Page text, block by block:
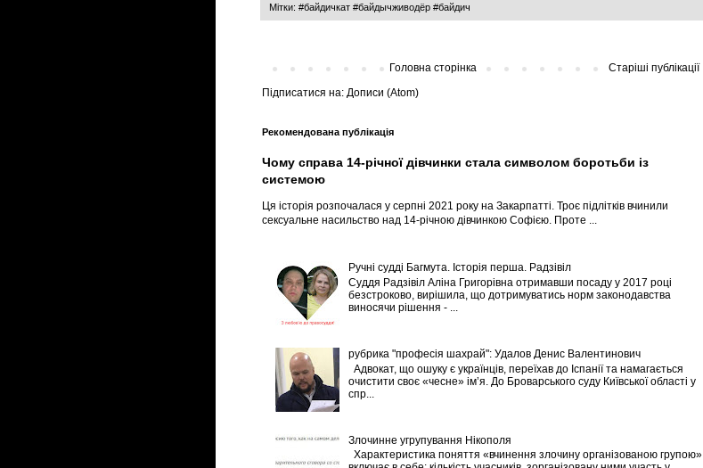
Мітки: #байдичкат #байдычживодёр #байдич
Старіші публікації
Головна сторінка
Підписатися на: Дописи (Atom)
Рекомендована публікація
Чому справа 14-річної дівчинки стала символом боротьби із
системою
Ця історія розпочалася у серпні 2021 року на Закарпатті. Троє підлітків вчинили
сексуальне насильство над 14-річною дівчинкою Софією. Проте ...
Ручні судді Багмута. Історія перша. Радзівіл
Суддя Радзівіл Аліна Григорівна отримавши посаду у 2017 році
безстроково, вирішила, що дотримуватись норм законодавства
виносячи рішення - ...
рубрика "професія шахрай": Удалов Денис Валентинович
Адвокат, що ошуку є українців, переїхав до Іспанії та намагається
очистити своє «чесне» ім’я. До Броварського суду Київської області у
спр...
Злочинне угрупування Нікополя
Характеристика поняття «вчинення злочину організованою групою»